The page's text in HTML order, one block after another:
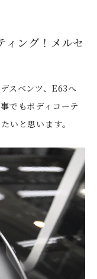
ィング！メルセ
スベンツ、E63へ
でもボディコーテ
いと思います。